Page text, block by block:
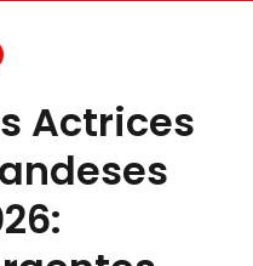
Actrices